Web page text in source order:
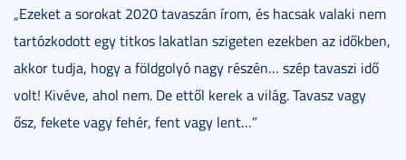
„Ezeket a sorokat 2020 tavaszán írom, és hacsak valaki nem
tartózkodott egy titkos lakatlan szigeten ezekben az időkben,
akkor tudja, hogy a földgolyó nagy részén… szép tavaszi idő
volt! Kivéve, ahol nem. De ettől kerek a világ. Tavasz vagy
ősz, fekete vagy fehér, fent vagy lent…”